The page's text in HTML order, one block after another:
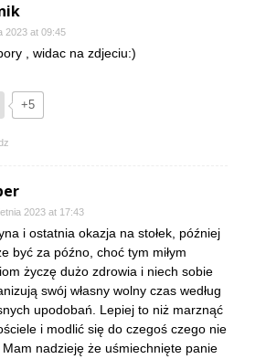
2023 at 09:45
, widac na zdjeciu:)
+5
2023 at 17:43
i ostatnia okazja na stołek, później
być za późno, choć tym miłym
życzę dużo zdrowia i niech sobie
swój własny wolny czas według
upodobań. Lepiej to niż marznąć
i modlić się do czegoś czego nie
Mam nadzieję że uśmiechnięte panie